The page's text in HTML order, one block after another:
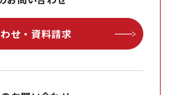
せ・資料請求